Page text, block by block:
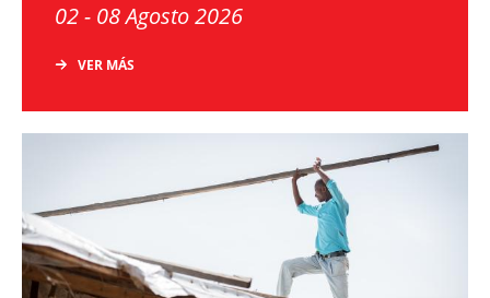
02 - 08 Agosto 2026
VER MÁS